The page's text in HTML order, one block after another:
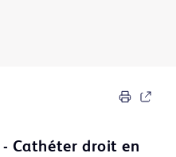
- Cathéter droit en